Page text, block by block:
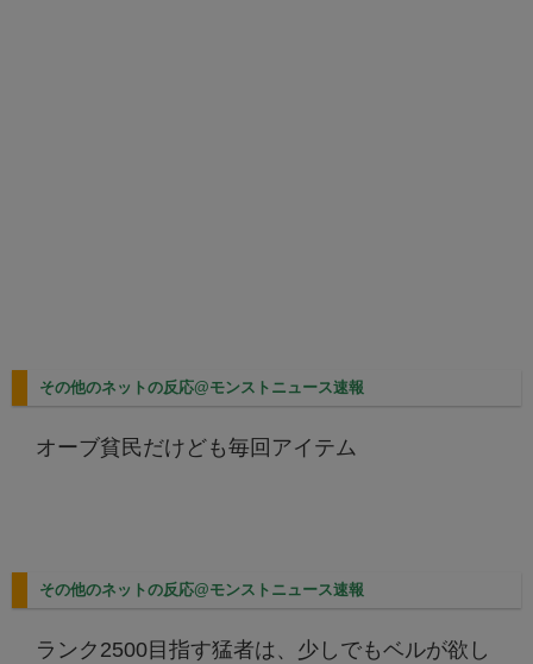
その他のネットの反応@モンストニュース速報
オーブ貧民だけども毎回アイテム
その他のネットの反応@モンストニュース速報
ランク2500目指す猛者は、少しでもベルが欲し